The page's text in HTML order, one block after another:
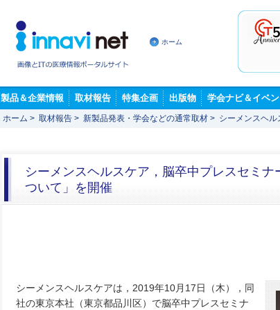
ホーム
製品＆企業情報 取材報告 特集企画 出版物 学会ナビ＆イベン
ホーム > 取材報告 > 新製品発表・学会などの通常取材 > シーメンスヘ
シーメンスヘルスケア，脳卒中プレスセミ
ついて」を開催
シーメンスヘルスケアは，2019年10月17日（木），同
社の東京本社（東京都品川区）で脳卒中プレスセミナ